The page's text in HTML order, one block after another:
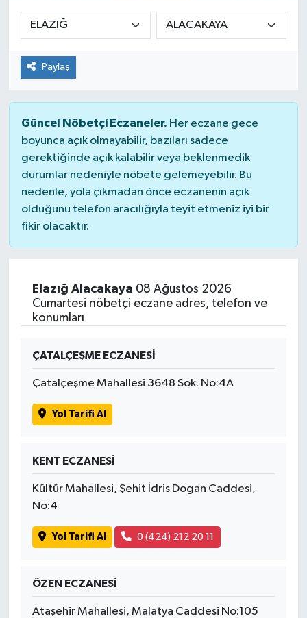
Paylaş
Güncel Nöbetçi Eczaneler. Her eczane gece
boyunca açık olmayabilir, bazıları sadece
gerektiğinde açık kalabilir veya beklenmedik
durumlar nedeniyle nöbete gelemeyebilir. Bu
nedenle, yola çıkmadan önce eczanenin açık
olduğunu telefon aracılığıyla teyit etmeniz iyi bir
fikir olacaktır.
Elazığ Alacakaya 08 Ağustos 2026
Cumartesi nöbetçi eczane adres, telefon ve
konumları
ÇATALÇEŞME ECZANESİ
Çatalçeşme Mahallesi 3648 Sok. No:4A
Yol Tarifi Al
KENT ECZANESİ
Kültür Mahallesi, Şehit İdris Dogan Caddesi,
No:4
Yol Tarifi Al 0 (424) 212 20 11
ÖZEN ECZANESİ
Ataşehir Mahallesi, Malatya Caddesi No:105
Manşet Haberi